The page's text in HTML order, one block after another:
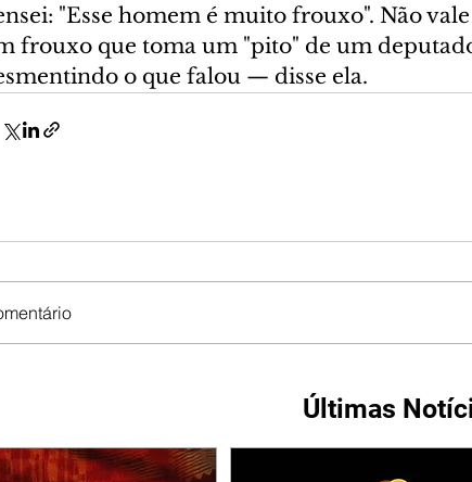
"Esse homem é muito frouxo". Não
frouxo que toma um "pito" de um
o que falou — disse ela.
Últimas